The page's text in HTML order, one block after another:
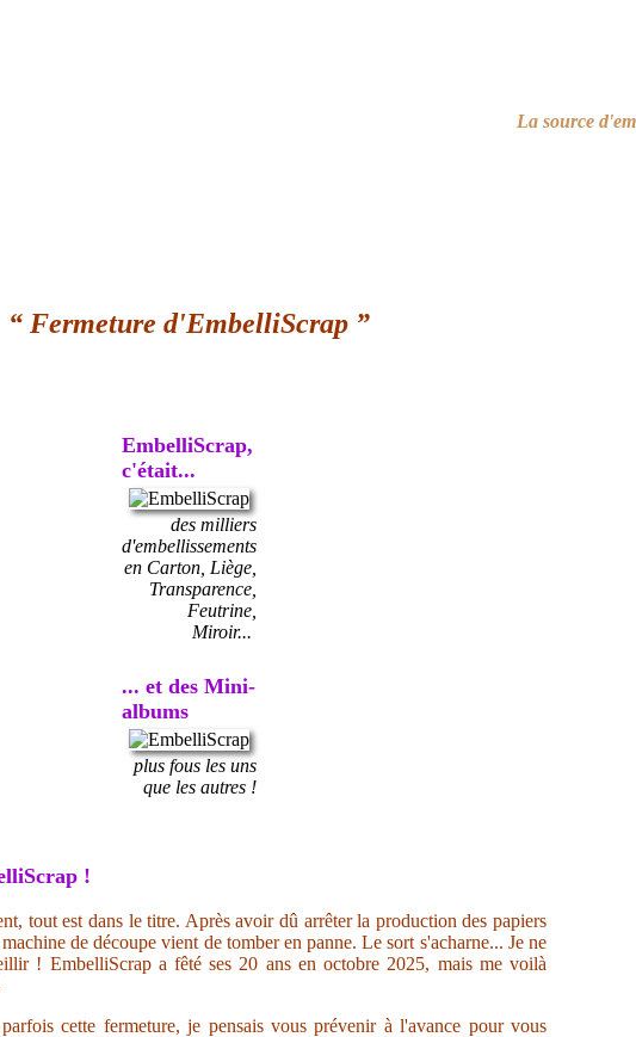
La source
“ Fermeture d'EmbelliScrap ”
EmbelliScrap,
c'était...
des milliers
d'embellissements
en Carton, Liège,
Transparence,
Feutrine,
Miroir...
... et des Mini-
albums
plus fous les uns
que les autres !
!
tout est dans le titre. Après avoir dû arrêter la production des papiers
de découpe vient de tomber en panne. Le sort s'acharne... Je ne
! EmbelliScrap a fêté ses 20 ans en octobre 2025, mais me voilà
cette fermeture, je pensais vous prévenir à l'avance pour vous